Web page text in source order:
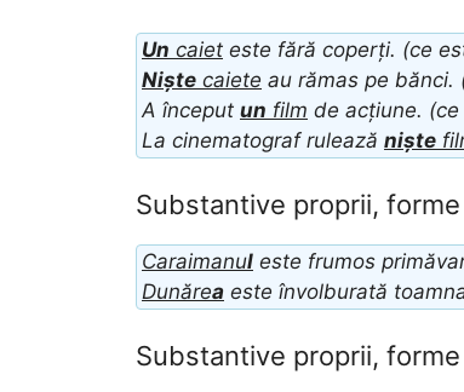
Un caiet este fără coperți. (ce
Niște caiete au rămas pe bănci.
A început un film de acțiune.
La cinematograf rulează niște
Substantive proprii,
Caraimanul este frumos
Dunărea este învolburată
Substantive proprii,